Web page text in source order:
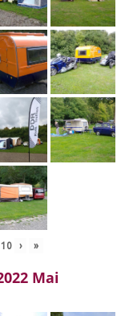
10 › »
Mai